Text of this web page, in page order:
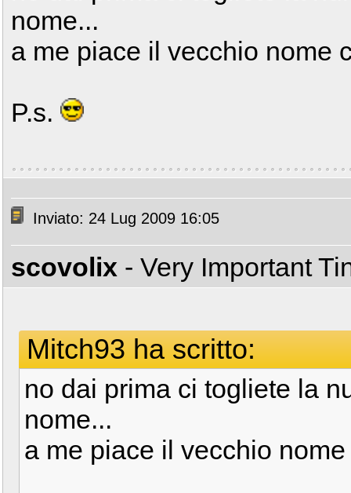
nome...
a me piace il vecchio nome
P.s.
Inviato: 24 Lug 2009 16:05
scovolix - Very Important
Mitch93 ha scritto:
no dai prima ci togliete la
nome...
a me piace il vecchio